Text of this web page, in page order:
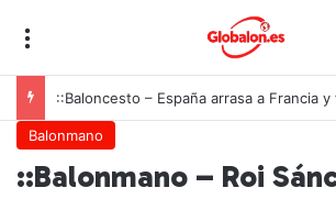
Balonmano
::Balonmano – Roi